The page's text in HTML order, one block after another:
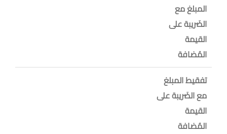
المبلغ مع
الضَريبة على
القيمة
المُضافة
تفقيط المبلغ
مع الضَريبة على
القيمة
المُضافة